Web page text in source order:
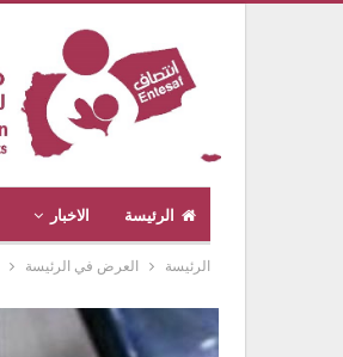
الرئيسة الاخبار
الرئيسة العرض في الرئيسة